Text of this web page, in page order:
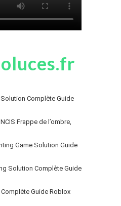
Complète Guide
Frappe de l’ombre,
Game Solution Guide
Solution Complète Guide
Guide Roblox